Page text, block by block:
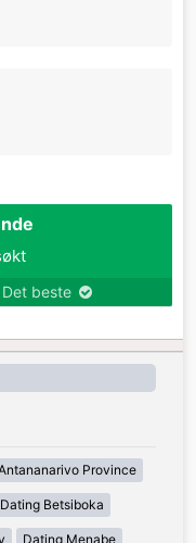
Det beste
Province
Dating Betsiboka
Dating Menabe